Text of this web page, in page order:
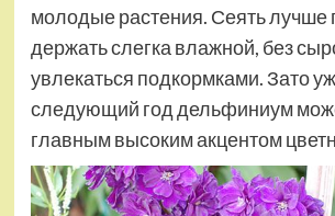
молодые растения. Сеять лучше
держать слегка влажной, без
увлекаться подкормками. Зато
следующий год дельфиниум
главным высоким акцентом